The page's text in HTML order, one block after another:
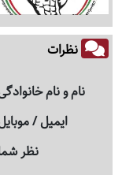
نظرات
نام و نام
ایمیل /
نظر